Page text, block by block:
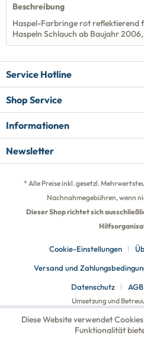
Beschreibung
Haspel-Farbringe rot reflektierend
Haspeln Schlauch ab Baujahr
Service Hotline
Shop Service
Informationen
Newsletter
* Alle Preise inkl. gesetzl.
Nachnahmegebühren, wenn
Dieser Shop richtet sich
Cookie-Einstellungen
Versand und
Datenschutz
AGB
Umsetzung und
Diese Website verwendet
Funktionalität